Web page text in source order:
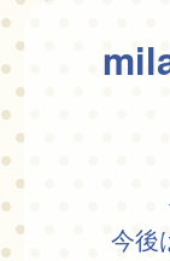
今後